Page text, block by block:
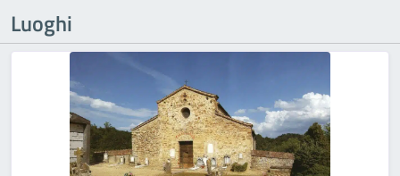
Luoghi